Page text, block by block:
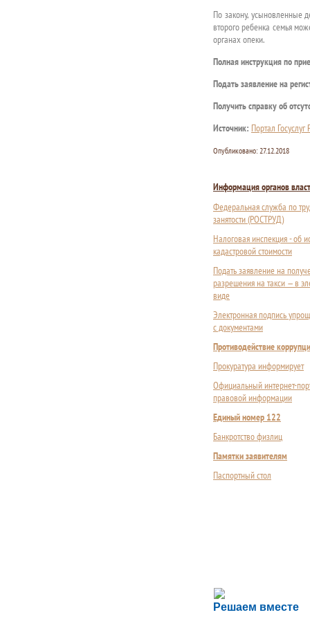
По закону, усыновленные
второго ребенка семья
органах опеки.
Полная инструкция по
Подать заявление на
Получить справку об
Источник: Портал Госуслуг
Опубликовано: 27.12.2018
Информация органов
Федеральная служба по
занятости (РОСТРУД)
Налоговая инспекция - об
кадастровой стоимости
Подать заявление на
разрешения на такси — в
виде
Электронная подпись
с документами
Противодействие
Прокуратура информирует
Официальный интернет-
правовой информации
Единый номер 122
Банкротство физлиц
Памятки заявителям
Паспортный стол
Решаем вместе
Сложности с
Сообщите об этом